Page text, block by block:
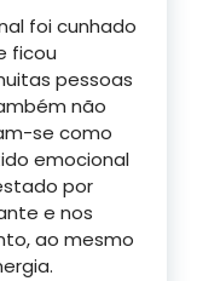
foi cunhado
ficou
pessoas
não
se como
emocional
por
e nos
ao mesmo